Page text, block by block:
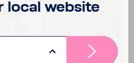
local website